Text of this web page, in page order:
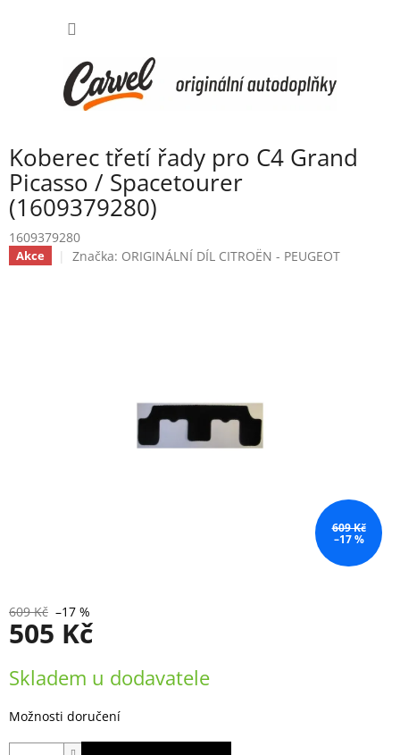
Koberec třetí řady pro C4 Grand
Picasso / Spacetourer
(1609379280)
1609379280
Akce Značka: ORIGINÁLNÍ DÍL CITROËN - PEUGEOT
609 Kč
–17 %
609 Kč –17 %
505 Kč
cena:
Skladem u dodavatele
Možnosti doručení